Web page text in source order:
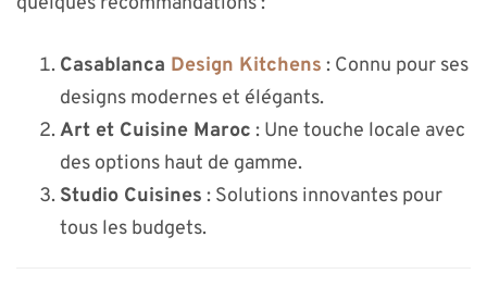
Casablanca Design Kitchens : Connu pour ses
designs modernes et élégants.
Art et Cuisine Maroc : Une touche locale avec
des options haut de gamme.
Studio Cuisines : Solutions innovantes pour
tous les budgets.